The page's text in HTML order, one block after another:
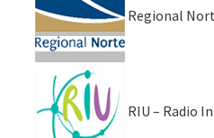
Regional
RIU – Radio